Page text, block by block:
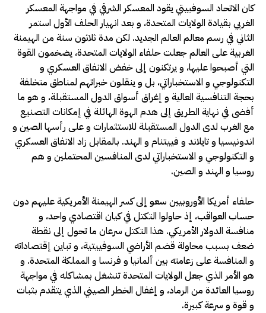
كان الاتحاد السوفييتي يقود المعسكر الشرقي في مواجهة المعسكر
الغربي بقيادة الولايات المتحدة، و بعد انهيار الحلف الأول استمر
الثاني في رسم معالم العالم الجديد. لكن مدة ثلاثون سنة من الهيمنة
الغربية على العالم جعلت حلفاء الولايات المتحدة، يضخمون القوة
التي أصبحوا عليها، و يرتكنون إلى خفض الانفاق العسكري و
التكنولوجي و الاستخباراتي، بل و ينقلون خبراتهم لمناطق متخلفة
بحجة التنافسية العالية و إغراق أسواق الدول المستقبلة، و هو ما
أفضى في نهاية الطريق إلى هدم الهوة الهائلة في إمكانات التصنيع
مع الغرب لدى الدول المستقبلة للاستثمارات و على رأسها الصين و
اندونيسيا و تايلاند و فييتنام و الهند. بالمقابل زاد الانفاق العسكري
و التكنولوجي و الاستخباراتي لدى المنافسين المحتملين و هم
روسيا و الهند و الصين.
حلفاء أمريكا الأوروبيين سعو إلى كسر الهيمنة الأمريكية عليهم دون
حساب العواقب، إذ حاولوا التكتل في كيان اقتصادي واحد، و
منافسة الدولار الأمريكي. هذا التكتل سرعان ما تحول إلى نقطة
ضعف بسبب محاولة قضم الأراضي السوفييتية، و تباين إقتصاداته
و المنافسة على زعامته بين ألمانيا و فرنسا و المملكة المتحدة. و
هو الأمر الذي جعل الولايات المتحدة تنشغل بمشاكله في مواجهة
روسيا العائدة من الرماد، و إغفال الخطر الصيني الذي يتقدم بثبات
و قوة و سرعة كبيرة.